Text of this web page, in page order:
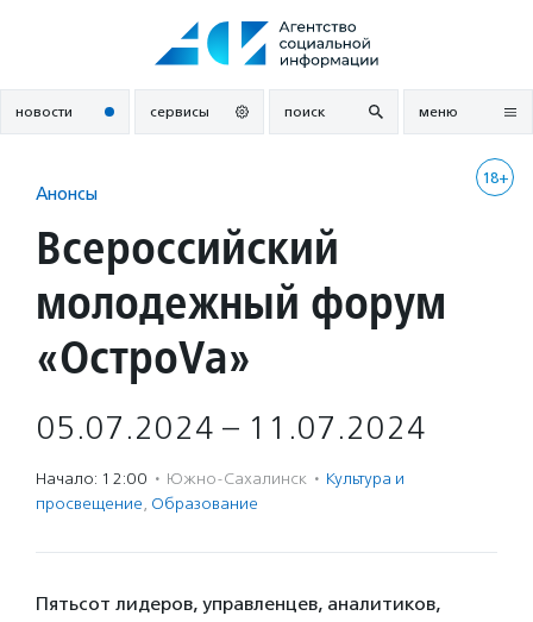
новости сервисы поиск меню
18+
Анонсы
Всероссийский
молодежный форум
«ОстроVа»
05.07.2024 – 11.07.2024
Начало: 12:00 · Южно-Сахалинск · Культура и
просвещение, Образование
Пятьсот лидеров, управленцев, аналитиков,